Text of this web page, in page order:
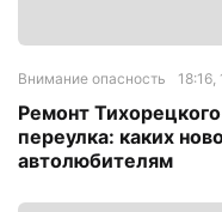
Внимание опасность 18:16,
Ремонт
переулка: каких
автолюбителям